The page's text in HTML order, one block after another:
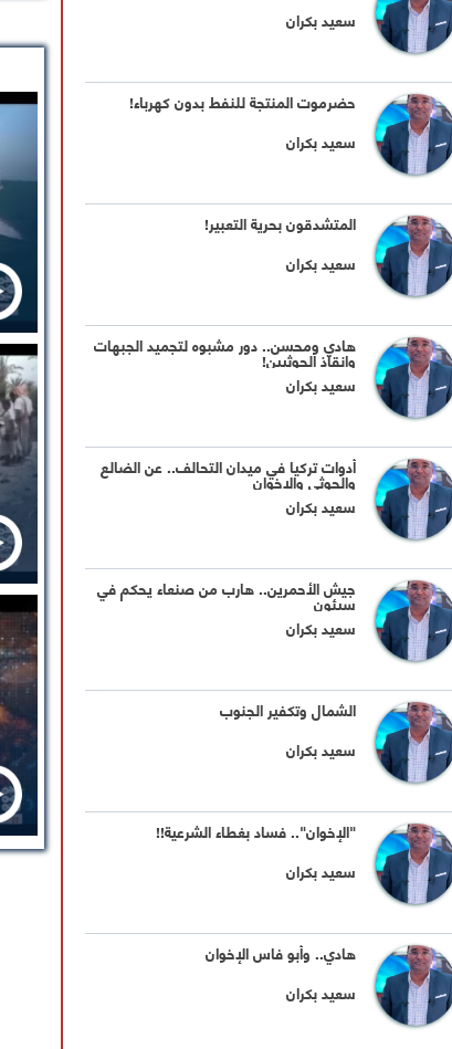
سعيد بكران
حضرموت المنتجة للنفط بدون كهرباء!
سعيد بكران
المتشدقون بحرية التعبير!
سعيد بكران
هادي ومحسن.. دور مشبوه لتجميد الجبهات
وإنقاذ الحوثيين!
سعيد بكران
أدوات تركيا في ميدان التحالف.. عن الضالع
والحوثي والإخوان
سعيد بكران
جيش الأحمرين.. هارب من صنعاء يحكم في
سيئون
سعيد بكران
الشمال وتكفير الجنوب
سعيد بكران
"الإخوان".. فساد بغطاء الشرعية!!
سعيد بكران
هادي.. وأبو فاس الإخوان
سعيد بكران